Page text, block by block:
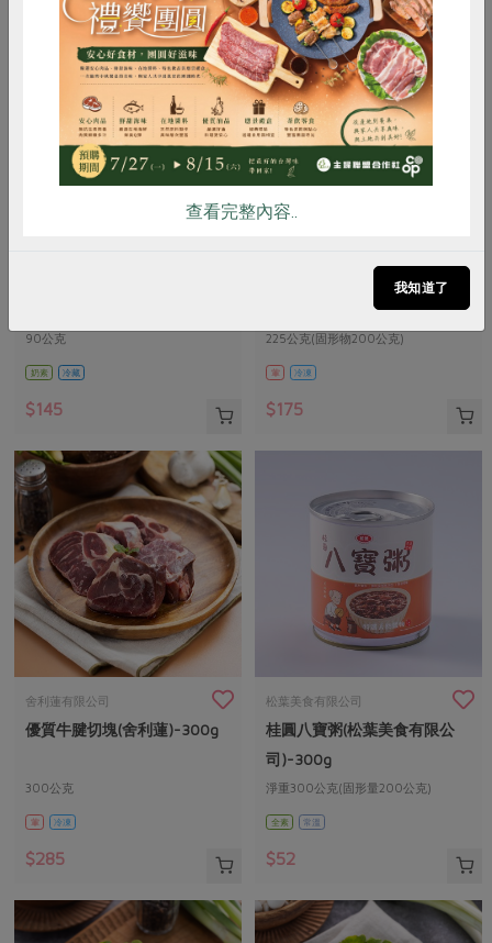
90公克
奶素 冷藏
$145
味噌鹽麴五花醃肉片(花肉
225公克(固形物200公克)
葷 冷凍
$175
舍利蓮有限公司
優質牛腱切塊(舍利蓮)-300g
300公克
葷 冷凍
$285
松葉美食有限公司
桂圓八寶粥(松葉美食有限公
司)-300g
淨重300公克(固形量200公克)
全素 常溫
$52
惜食 RPET 食譜 減硝酸鹽
雞蛋 食安 共同購買
查看完整內容..
我知道了